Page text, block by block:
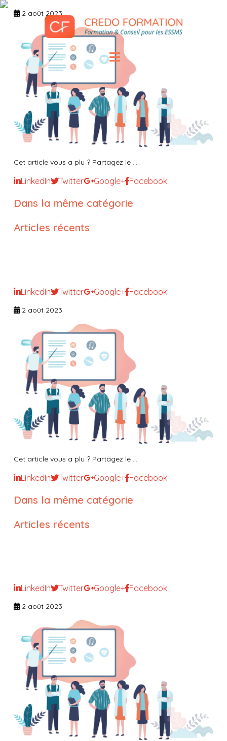
2 août 2023
Cet article vous a plu ? Partagez le ...
LinkedIn Twitter Google+ Facebook
Dans la même catégorie
Articles récents
LinkedIn Twitter Google+ Facebook
2 août 2023
Cet article vous a plu ? Partagez le ...
LinkedIn Twitter Google+ Facebook
Dans la même catégorie
Articles récents
LinkedIn Twitter Google+ Facebook
2 août 2023